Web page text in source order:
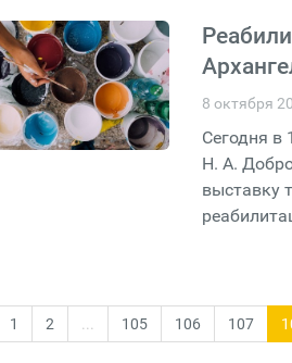
8 октября
Сегодня в
Н. А.
выставку
1 2 ... 105 106 107